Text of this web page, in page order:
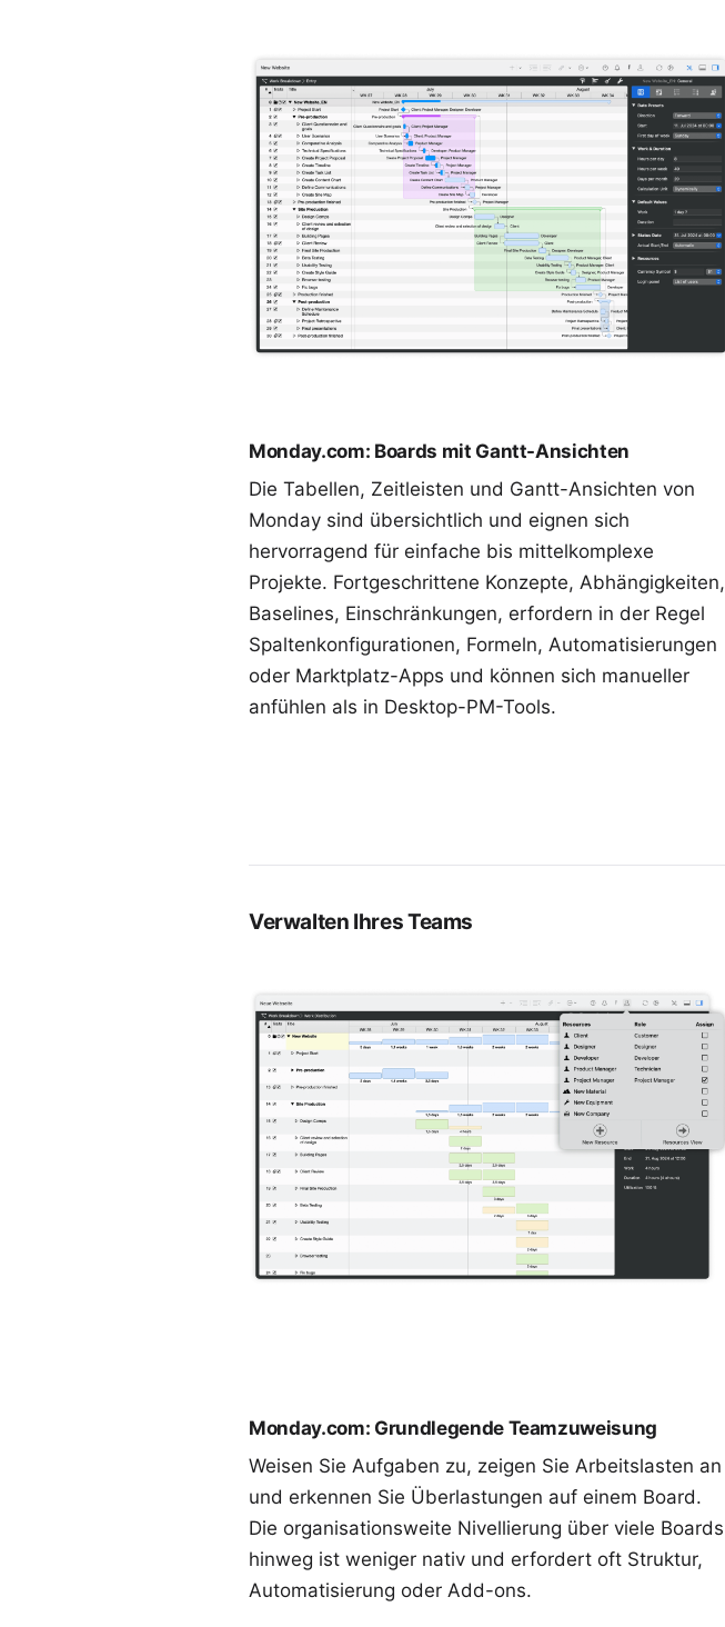
Monday.com: Boards mit Gantt-Ansichten
Die Tabellen, Zeitleisten und Gantt-Ansichten von
Monday sind übersichtlich und eignen sich
hervorragend für einfache bis mittelkomplexe
Projekte. Fortgeschrittene Konzepte, Abhängigkeiten,
Baselines, Einschränkungen, erfordern in der Regel
Spaltenkonfigurationen, Formeln, Automatisierungen
oder Marktplatz-Apps und können sich manueller
anfühlen als in Desktop-PM-Tools.
Verwalten Ihres Teams
Monday.com: Grundlegende Teamzuweisung
Weisen Sie Aufgaben zu, zeigen Sie Arbeitslasten an
und erkennen Sie Überlastungen auf einem Board.
Die organisationsweite Nivellierung über viele Boards
hinweg ist weniger nativ und erfordert oft Struktur,
Automatisierung oder Add-ons.